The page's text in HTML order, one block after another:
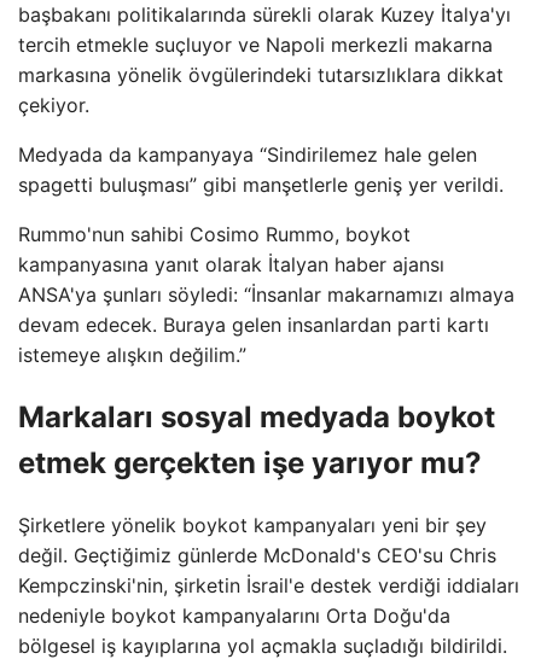
başbakanı politikalarında sürekli olarak Kuzey İtalya'yı
tercih etmekle suçluyor ve Napoli merkezli makarna
markasına yönelik övgülerindeki tutarsızlıklara dikkat
çekiyor.
Medyada da kampanyaya “Sindirilemez hale gelen
spagetti buluşması” gibi manşetlerle geniş yer verildi.
Rummo'nun sahibi Cosimo Rummo, boykot
kampanyasına yanıt olarak İtalyan haber ajansı
ANSA'ya şunları söyledi: “İnsanlar makarnamızı almaya
devam edecek. Buraya gelen insanlardan parti kartı
istemeye alışkın değilim.”
Markaları sosyal medyada boykot
etmek gerçekten işe yarıyor mu?
Şirketlere yönelik boykot kampanyaları yeni bir şey
değil. Geçtiğimiz günlerde McDonald's CEO'su Chris
Kempczinski'nin, şirketin İsrail'e destek verdiği iddiaları
nedeniyle boykot kampanyalarını Orta Doğu'da
bölgesel iş kayıplarına yol açmakla suçladığı bildirildi.